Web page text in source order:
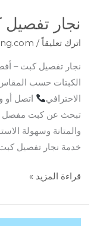
نجار
اترك تعليقاً /
نجار تفصيل كبت –
الاحترافي
تبحث عن كبت مفصل
والمتانة وسهولة
خدمة نجار تفصيل
قراءة المزيد »